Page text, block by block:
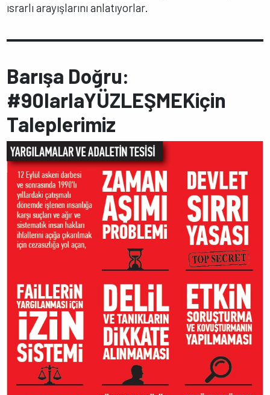
ısrarlı arayışlarını anlatıyorlar.
Barışa Doğru:
#90larlaYÜZLEŞMEKiçin
Taleplerimiz